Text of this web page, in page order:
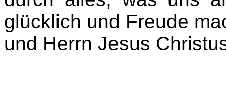
glücklich und Freude
und Herrn Jesus